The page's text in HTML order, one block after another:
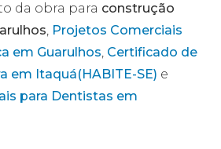
da obra para construção
, Projetos Comerciais
em Guarulhos, Certificado de
em Itaquá(HABITE-SE) e
para Dentistas em